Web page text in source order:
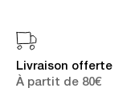
Livraison offerte
À partit de 80€